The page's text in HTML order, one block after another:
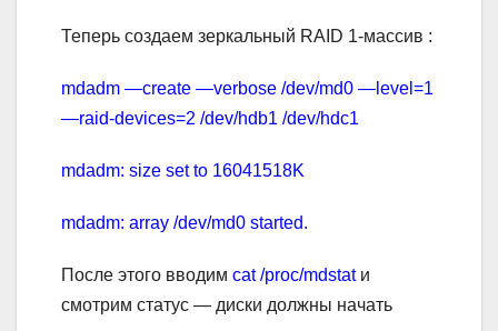
Теперь создаем зеркальный RAID 1-массив :
mdadm —create —verbose /dev/md0 —level=1
—raid-devices=2 /dev/hdb1 /dev/hdс1
mdadm: size set to 16041518K
mdadm: array /dev/md0 started.
После этого вводим cat /proc/mdstatи
смотрим статус — диски должны начать